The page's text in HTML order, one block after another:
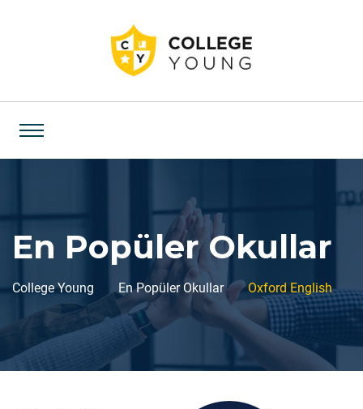
En Popüler Okullar
College Young En Popüler Okullar Oxford English